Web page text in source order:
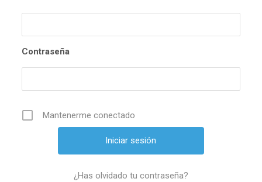
Contraseña
Mantenerme conectado
¿Has olvidado tu contraseña?